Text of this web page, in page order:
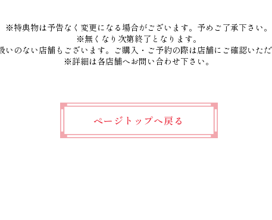
※特典物は予告なく変更になる場合がございます。予めご了承下さい。
※無くなり次第終了となります。
のない店舗もございます。ご購入・ご予約の際は店舗にご確認いた
※詳細は各店舗へお問い合わせ下さい。
ページトップへ戻る